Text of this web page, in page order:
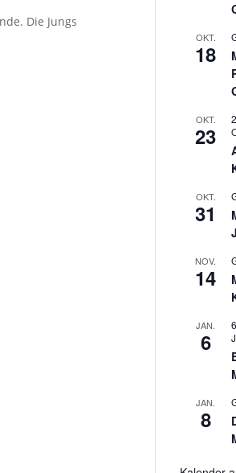
Die Jungs
OKT.
18
OKT.
23
OKT.
31
NOV.
14
JAN.
6
JAN.
8